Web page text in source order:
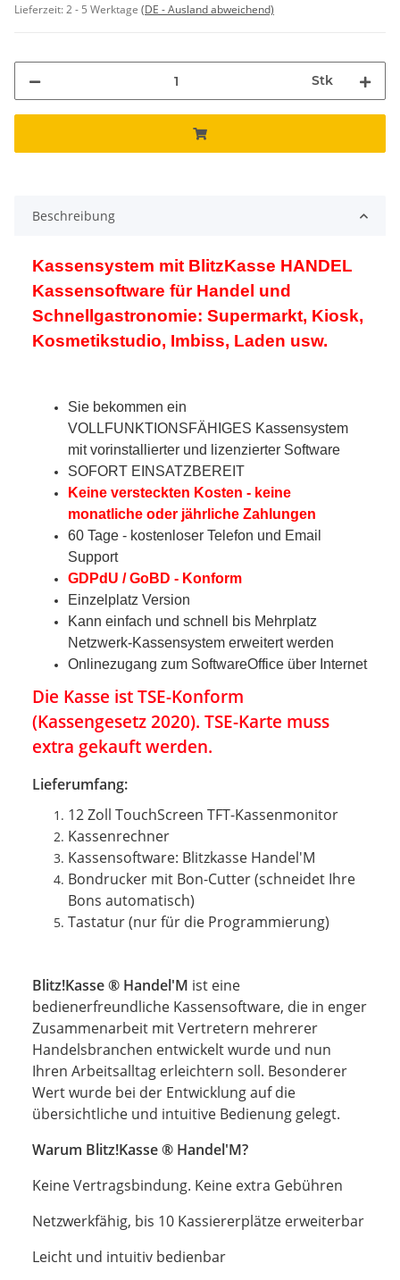
Lieferzeit:2 - 5 Werktage (DE - Ausland abweichend)
Stk
Beschreibung
Kassensystem mit BlitzKasse HANDEL
Kassensoftware für Handel und
Schnellgastronomie: Supermarkt, Kiosk,
Kosmetikstudio, Imbiss, Laden usw.
Sie bekommen ein
VOLLFUNKTIONSFÄHIGES Kassensystem
mit vorinstallierter und lizenzierter Software
SOFORT EINSATZBEREIT
Keine versteckten Kosten - keine
monatliche oder jährliche Zahlungen
60 Tage - kostenloser Telefon und Email
Support
GDPdU / GoBD - Konform
Einzelplatz Version
Kann einfach und schnell bis Mehrplatz
Netzwerk-Kassensystem erweitert werden
Onlinezugang zum SoftwareOffice über Internet
Die Kasse ist TSE-Konform
(Kassengesetz 2020). TSE-Karte muss
extra gekauft werden.
Lieferumfang:
12 Zoll TouchScreen TFT-Kassenmonitor
Kassenrechner
Kassensoftware: Blitzkasse Handel'M
Bondrucker mit Bon-Cutter (schneidet Ihre
Bons automatisch)
Tastatur (nur für die Programmierung)
Blitz!Kasse ® Handel'M ist eine
bedienerfreundliche Kassensoftware, die in enger
Zusammenarbeit mit Vertretern mehrerer
Handelsbranchen entwickelt wurde und nun
Ihren Arbeitsalltag erleichtern soll. Besonderer
Wert wurde bei der Entwicklung auf die
übersichtliche und intuitive Bedienung gelegt.
Warum Blitz!Kasse ® Handel'M?
Keine Vertragsbindung. Keine extra Gebühren
Netzwerkfähig, bis 10 Kassiererplätze erweiterbar
Leicht und intuitiv bedienbar